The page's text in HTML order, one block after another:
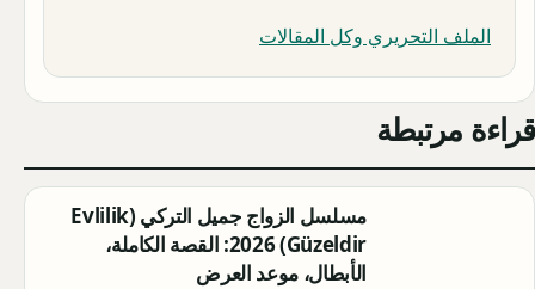
الملف التحريري وكل المقالات
قراءة مرتبطة
مسلسل الزواج جميل التركي (Evlilik
Güzeldir) 2026: القصة الكاملة،
الأبطال، موعد العرض